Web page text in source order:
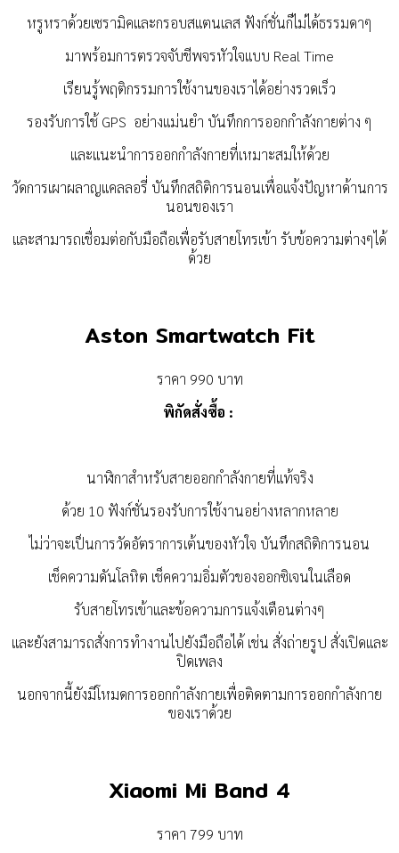
หรูหราด้วยเซรามิคและกรอบสแตนเลส ฟังก์ชั่นก็ไม่ได้ธรรมดาๆ
มาพร้อมการตรวจจับชีพจรหัวใจแบบ Real Time
เรียนรู้พฤติกรรมการใช้งานของเราได้อย่างรวดเร็ว
รองรับการใช้ GPS อย่างแม่นยำ บันทึกการออกกำลังกายต่าง ๆ
และแนะนำการออกกำลังกายที่เหมาะสมให้ด้วย
วัดการเผาผลาญแคลลอรี่ บันทึกสถิติการนอนเพื่อแจ้งปัญหาด้านการ
นอนของเรา
และสามารถเชื่อมต่อกับมือถือเพื่อรับสายโทรเข้า รับข้อความต่างๆได้
ด้วย
Aston Smartwatch Fit
ราคา 990 บาท
พิกัดสั่งซื้อ :
นาฬิกาสำหรับสายออกกำลังกายที่แท้จริง
ด้วย 10 ฟังก์ชั่นรองรับการใช้งานอย่างหลากหลาย
ไม่ว่าจะเป็นการวัดอัตราการเต้นของหัวใจ บันทึกสถิติการนอน
เช็คความดันโลหิต เช็คความอิ่มตัวของออกซิเจนในเลือด
รับสายโทรเข้าและข้อความการแจ้งเตือนต่างๆ
และยังสามารถสั่งการทำงานไปยังมือถือได้ เช่น สั่งถ่ายรูป สั่งเปิดและ
ปิดเพลง
นอกจากนี้ยังมีโหมดการออกกำลังกายเพื่อติดตามการออกกำลังกาย
ของเราด้วย
Xiaomi Mi Band 4
ราคา 799 บาท